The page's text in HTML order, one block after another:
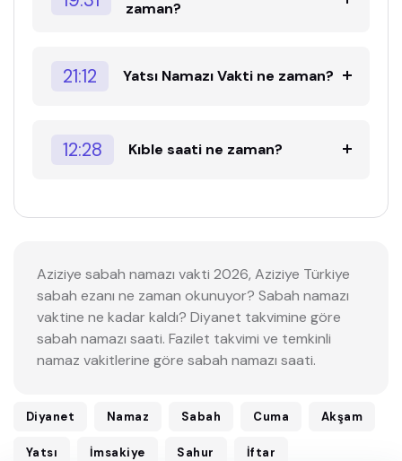
zaman?
21:12 Yatsı Namazı Vakti ne zaman?
12:28 Kıble saati ne zaman?
Aziziye sabah namazı vakti 2026, Aziziye Türkiye
sabah ezanı ne zaman okunuyor? Sabah namazı
vaktine ne kadar kaldı? Diyanet takvimine göre
sabah namazı saati. Fazilet takvimi ve temkinli
namaz vakitlerine göre sabah namazı saati.
Diyanet Namaz Sabah Cuma Akşam
Yatsı İmsakiye Sahur İftar